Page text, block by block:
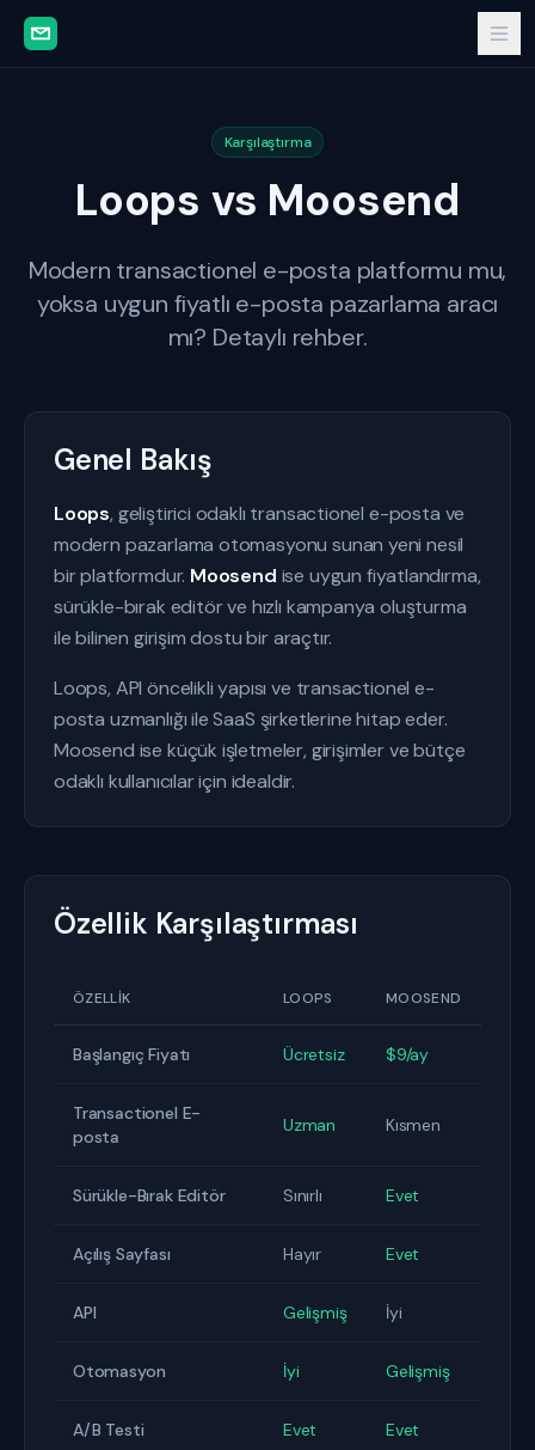
Karşılaştırma
Loops vs Moosend
Modern transactionel e-posta platformu mu,
yoksa uygun fiyatlı e-posta pazarlama aracı
mı? Detaylı rehber.
Genel Bakış
Loops, geliştirici odaklı transactionel e-posta ve
modern pazarlama otomasyonu sunan yeni nesil
bir platformdur. Moosend ise uygun fiyatlandırma,
sürükle-bırak editör ve hızlı kampanya oluşturma
ile bilinen girişim dostu bir araçtır.
Loops, API öncelikli yapısı ve transactionel e-
posta uzmanlığı ile SaaS şirketlerine hitap eder.
Moosend ise küçük işletmeler, girişimler ve bütçe
odaklı kullanıcılar için idealdir.
Özellik Karşılaştırması
ÖZELLIK LOOPS MOOSEND
Başlangıç Fiyatı Ücretsiz $9/ay
Transactionel E-
posta
Uzman Kısmen
Sürükle-Bırak Editör Sınırlı Evet
Açılış Sayfası Hayır Evet
API Gelişmiş İyi
Otomasyon İyi Gelişmiş
A/B Testi Evet Evet